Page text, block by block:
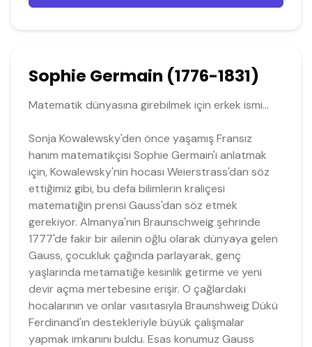
Sophie Germain (1776-1831)
Matematik dünyasına girebilmek için erkek ismi...
Sonja Kowalewsky'den önce yaşamış Fransız
hanım matematikçisi Sophie Germain'i anlatmak
için, Kowalewsky'nin hocası Weierstrass'dan söz
ettiğimiz gibi, bu defa bilimlerin kraliçesi
matematiğin prensi Gauss'dan söz etmek
gerekiyor. Almanya'nın Braunschweig şehrinde
1777'de fakir bir ailenin oğlu olarak dünyaya gelen
Gauss, çocukluk çağında parlayarak, genç
yaşlarında metamatiğe kesinlik getirme ve yeni
devir açma mertebesine erişir. O çağlardaki
hocalarının ve onlar vasıtasıyla Braunshweig Dükü
Ferdinand'ın destekleriyle büyük çalışmalar
yapmak imkanını buldu. Esas konumuz Gauss